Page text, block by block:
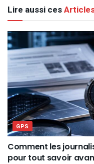
Lire aussi ces
GPS
Comment les
pour tout savoir